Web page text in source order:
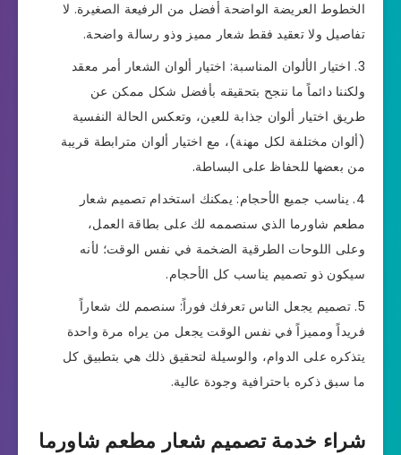
الخطوط العريضة الواضحة أفضل من الرفيعة الصغيرة. لا
تفاصيل ولا تعقيد فقط شعار مميز وذو رسالة واضحة.
اختيار الألوان المناسبة: اختيار ألوان الشعار أمر معقد
ولكننا دائماً ما ننجح بتحقيقه بأفضل شكل ممكن عن
طريق اختيار ألوان جذابة للعين، وتعكس الحالة النفسية
(ألوان مختلفة لكل مهنة)، مع اختيار ألوان مترابطة قريبة
من بعضها للحفاظ على البساطة.
يناسب جميع الأحجام: يمكنك استخدام تصميم شعار
مطعم شاورما الذي سنصممه لك على بطاقة العمل،
وعلى اللوحات الطرقية الضخمة في نفس الوقت؛ لأنه
سيكون ذو تصميم يناسب كل الأحجام.
تصميم يجعل الناس تعرفك فوراً: سنصمم لك شعاراً
فريداً ومميزاً في نفس الوقت يجعل من يراه مرة واحدة
يتذكره على الدوام، والوسيلة لتحقيق ذلك هي بتطبيق كل
ما سبق ذكره باحترافية وجودة عالية.
شراء خدمة تصميم شعار مطعم شاورما